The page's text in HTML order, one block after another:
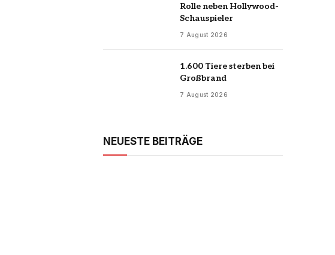
Rolle neben Hollywood-
Schauspieler
7 August 2026
1.600 Tiere sterben bei
Großbrand
7 August 2026
NEUESTE BEITRÄGE